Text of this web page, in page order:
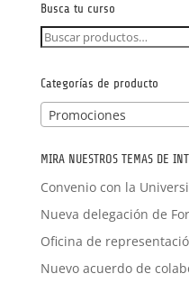
Busca tu curso
Buscar
Categorías de producto
Promociones
MIRA NUESTROS TEMAS DE
Convenio con la
Nueva delegación de
Oficina de
Nuevo acuerdo de